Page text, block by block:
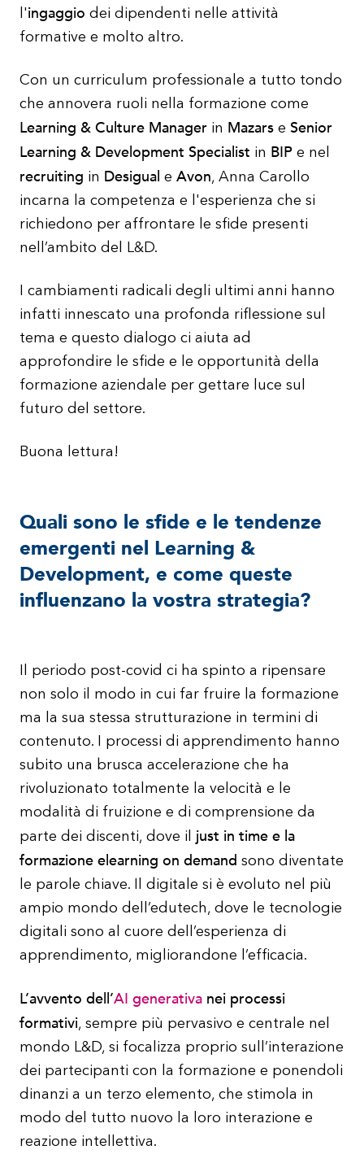
l'ingaggio dei dipendenti nelle attività
formative e molto altro.
Con un curriculum professionale a tutto tondo
che annovera ruoli nella formazione come
Learning & Culture Manager in Mazars e Senior
Learning & Development Specialist in BIP e nel
recruiting in Desigual e Avon, Anna Carollo
incarna la competenza e l'esperienza che si
richiedono per affrontare le sfide presenti
nell’ambito del L&D.
I cambiamenti radicali degli ultimi anni hanno
infatti innescato una profonda riflessione sul
tema e questo dialogo ci aiuta ad
approfondire le sfide e le opportunità della
formazione aziendale per gettare luce sul
futuro del settore.
Buona lettura!
Quali sono le sfide e le tendenze
emergenti nel Learning &
Development, e come queste
influenzano la vostra strategia?
Il periodo post-covid ci ha spinto a ripensare
non solo il modo in cui far fruire la formazione
ma la sua stessa strutturazione in termini di
contenuto. I processi di apprendimento hanno
subito una brusca accelerazione che ha
rivoluzionato totalmente la velocità e le
modalità di fruizione e di comprensione da
parte dei discenti, dove il just in time e la
formazione elearning on demand sono diventate
le parole chiave. Il digitale si è evoluto nel più
ampio mondo dell’edutech, dove le tecnologie
digitali sono al cuore dell’esperienza di
apprendimento, migliorandone l’efficacia.
L’avvento dell’AI generativa nei processi
formativi, sempre più pervasivo e centrale nel
mondo L&D, si focalizza proprio sull’interazione
dei partecipanti con la formazione e ponendoli
dinanzi a un terzo elemento, che stimola in
modo del tutto nuovo la loro interazione e
reazione intellettiva.